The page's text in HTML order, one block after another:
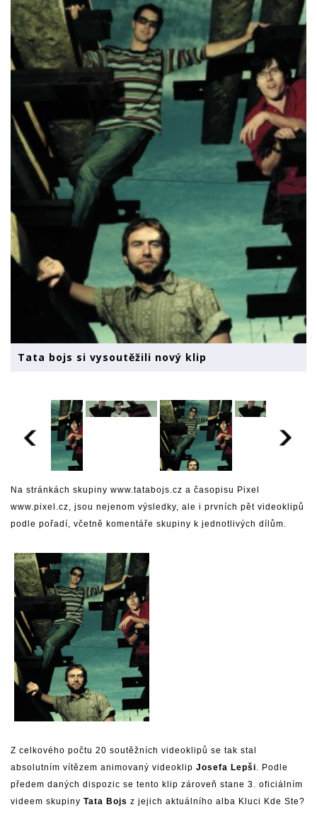
Tata bojs si vysoutěžili nový klip
Na stránkách skupiny www.tatabojs.cz a časopisu Pixel
www.pixel.cz , jsou nejenom výsledky, ale i prvních pět videoklipů
podle pořadí, včetně komentáře skupiny k jednotlivých dílům.
Z celkového počtu 20 soutěžních videoklipů se tak stal
absolutním vítězem animovaný videoklip Josefa Lepši. Podle
předem daných dispozic se tento klip zároveň stane 3. oficiálním
videem skupiny Tata Bojs z jejich aktuálního alba Kluci Kde Ste?